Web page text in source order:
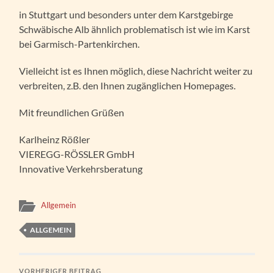
in Stuttgart und besonders unter dem Karstgebirge
Schwäbische Alb ähnlich problematisch ist wie im Karst
bei Garmisch-Partenkirchen.
Vielleicht ist es Ihnen möglich, diese Nachricht weiter zu
verbreiten, z.B. den Ihnen zugänglichen Homepages.
Mit freundlichen Grüßen
Karlheinz Rößler
VIEREGG-RÖSSLER GmbH
Innovative Verkehrsberatung
Allgemein
ALLGEMEIN
VORHERIGER BEITRAG